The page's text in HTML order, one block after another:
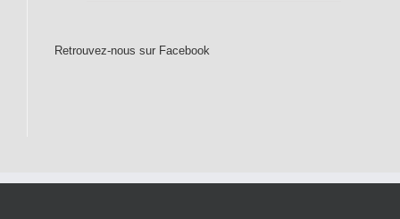
Retrouvez-nous sur Facebook